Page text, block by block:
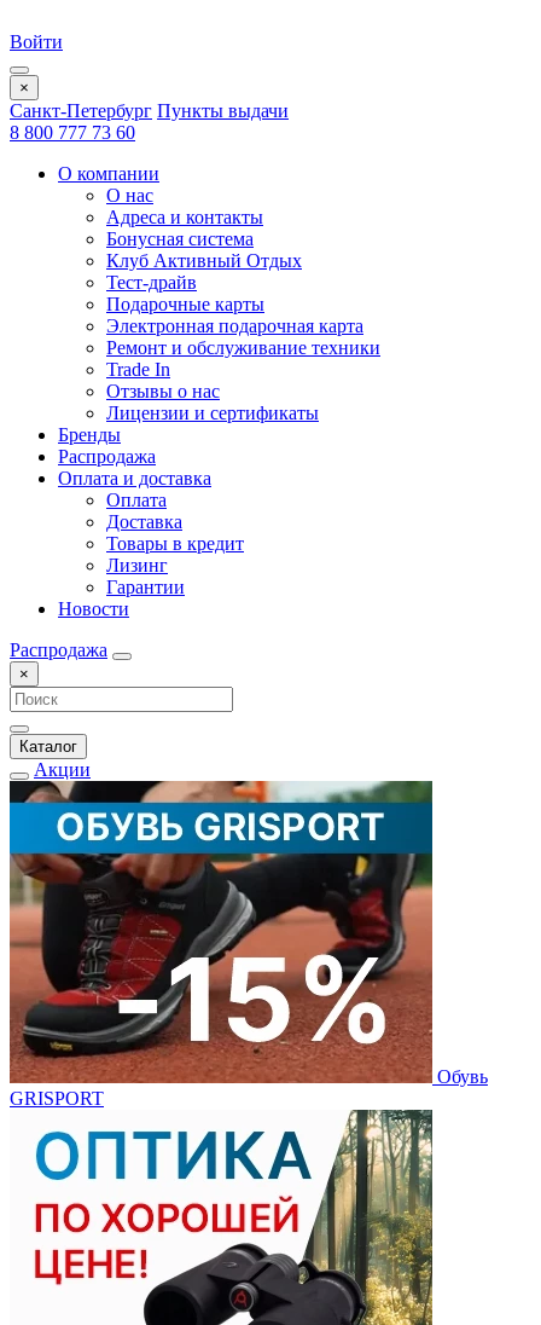
Войти
×
Санкт-Петербург Пункты выдачи
8 800 777 73 60
О компании
О нас
Адреса и контакты
Бонусная система
Клуб Активный Отдых
Тест-драйв
Подарочные карты
Электронная подарочная карта
Ремонт и обслуживание техники
Trade In
Отзывы о нас
Лицензии и сертификаты
Бренды
Распродажа
Оплата и доставка
Оплата
Доставка
Товары в кредит
Лизинг
Гарантии
Новости
Распродажа
×
Каталог
Акции
Обувь
GRISPORT